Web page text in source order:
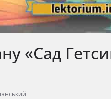
«Сад